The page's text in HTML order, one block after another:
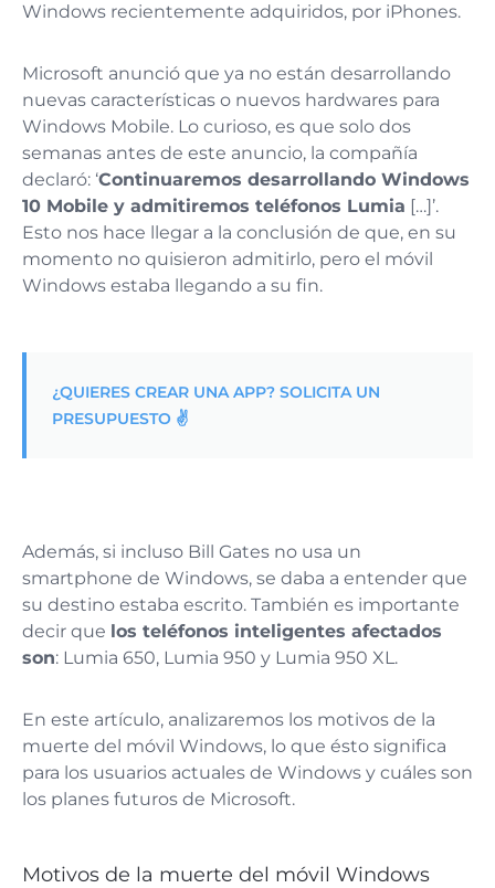
Windows recientemente adquiridos, por iPhones.
Microsoft anunció que ya no están desarrollando
nuevas características o nuevos hardwares para
Windows Mobile. Lo curioso, es que solo dos
semanas antes de este anuncio, la compañía
declaró: ‘Continuaremos desarrollando Windows
10 Mobile y admitiremos teléfonos Lumia […]’.
Esto nos hace llegar a la conclusión de que, en su
momento no quisieron admitirlo, pero el móvil
Windows estaba llegando a su fin.
¿QUIERES CREAR UNA APP? SOLICITA UN
PRESUPUESTO ✌️
Además, si incluso Bill Gates no usa un
smartphone de Windows, se daba a entender que
su destino estaba escrito. También es importante
decir que los teléfonos inteligentes afectados
son: Lumia 650, Lumia 950 y Lumia 950 XL.
En este artículo, analizaremos los motivos de la
muerte del móvil Windows, lo que ésto significa
para los usuarios actuales de Windows y cuáles son
los planes futuros de Microsoft.
Motivos de la muerte del móvil Windows